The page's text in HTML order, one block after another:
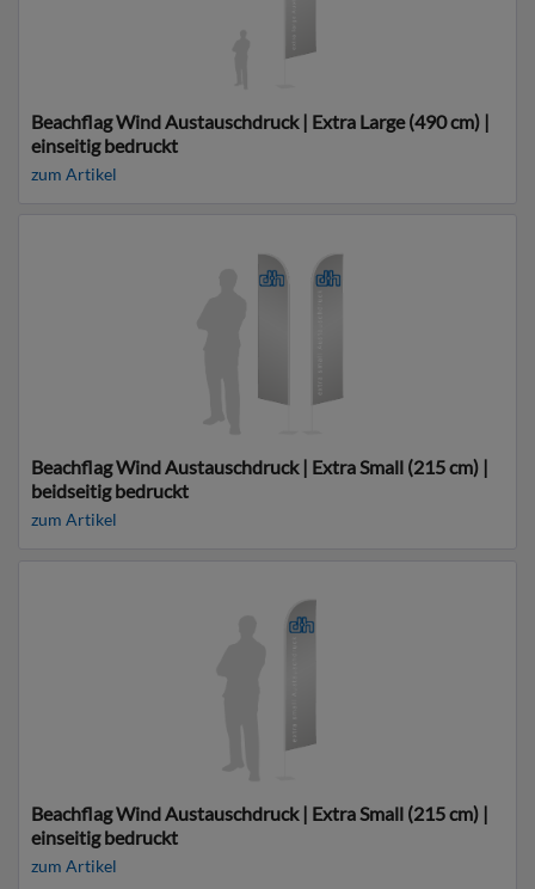
Beachflag Wind Austauschdruck | Extra Large (490 cm) |
einseitig bedruckt
zum Artikel
Beachflag Wind Austauschdruck | Extra Small (215 cm) |
beidseitig bedruckt
zum Artikel
Beachflag Wind Austauschdruck | Extra Small (215 cm) |
einseitig bedruckt
zum Artikel